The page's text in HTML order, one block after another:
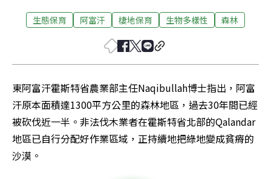
生態保育 阿富汗 棲地保育 生物多樣性 森林
東阿富汗霍斯特省農業部主任Naqibullah博士指出，阿富
汗原本面積達1300平方公里的森林地區，過去30年間已經
被砍伐近一半。非法伐木業者在霍斯特省北部的Qalandar
地區已自行分配好作業區域，正持續地把綠地變成貧瘠的
沙漠。